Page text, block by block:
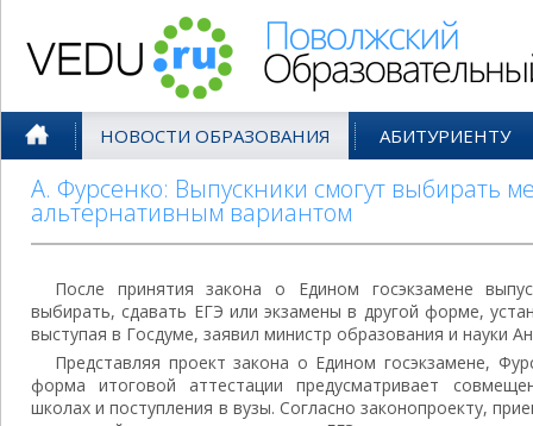
НОВОСТИ ОБРАЗОВАНИЯ АБИТУРИЕНТУ
А. Фурсенко: Выпускники смогут выбирать
альтернативным вариантом
После принятия закона о Едином госэкзамене
выбирать, сдавать ЕГЭ или экзамены в другой форме,
выступая в Госдуме, заявил министр образования и науки
Представляя проект закона о Едином госэкзамене,
форма итоговой аттестации предусматривает
школах и поступления в вузы. Согласно законопроекту,